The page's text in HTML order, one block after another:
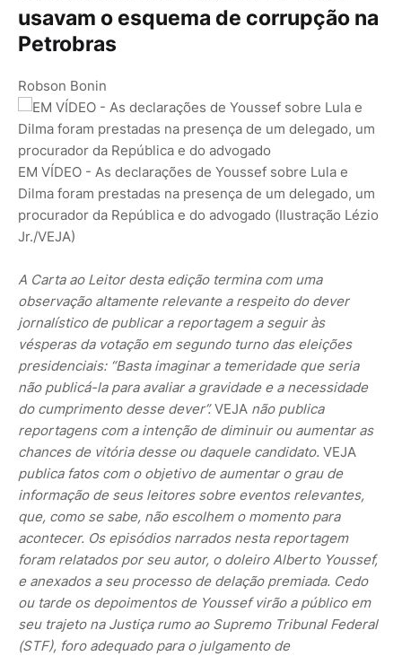
usavam o esquema de corrupção na
Petrobras
Robson Bonin
EM VÍDEO - As declarações de Youssef sobre Lula e
Dilma foram prestadas na presença de um delegado, um
procurador da República e do advogado (Ilustração Lézio
Jr./VEJA)
A Carta ao Leitor desta edição termina com uma
observação altamente relevante a respeito do dever
jornalístico de publicar a reportagem a seguir às
vésperas da votação em segundo turno das eleições
presidenciais: “Basta imaginar a temeridade que seria
não publicá-la para avaliar a gravidade e a necessidade
do cumprimento desse dever”.VEJA não publica
reportagens com a intenção de diminuir ou aumentar as
chances de vitória desse ou daquele candidato. VEJA
publica fatos com o objetivo de aumentar o grau de
informação de seus leitores sobre eventos relevantes,
que, como se sabe, não escolhem o momento para
acontecer. Os episódios narrados nesta reportagem
foram relatados por seu autor, o doleiro Alberto Youssef,
e anexados a seu processo de delação premiada. Cedo
ou tarde os depoimentos de Youssef virão a público em
seu trajeto na Justiça rumo ao Supremo Tribunal Federal
(STF), foro adequado para o julgamento de